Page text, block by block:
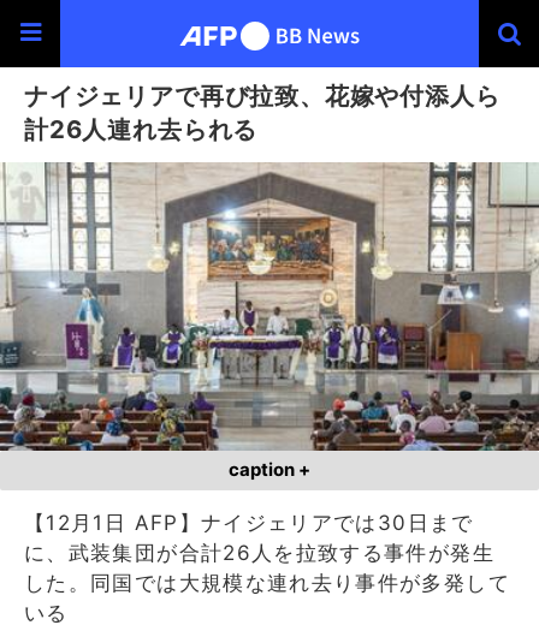
ナイジェリアで再び拉致、花嫁や付添人ら
計26人連れ去られる
caption +
【12月1日 AFP】ナイジェリアでは30日まで
に、武装集団が合計26人を拉致する事件が発生
した。同国では大規模な連れ去り事件が多発して
いる